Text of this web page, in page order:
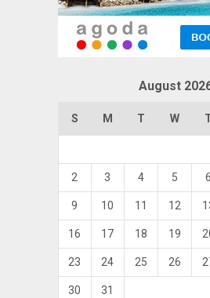
August
S M T W
2 3 4 5 6
9 10 11 12
16 17 18 19
23 24 25 26
30
31